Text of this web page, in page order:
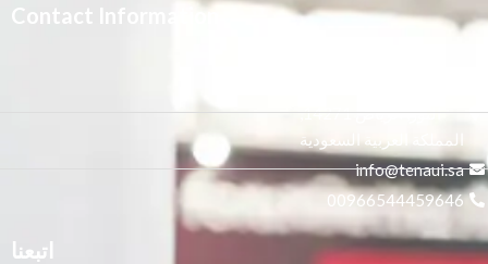
المعرض • طباعة الصور • ملصقات
تجارية للتطبيقات الداخلية والخارجية
الجودة • مجلدات المحفظة • المعارض
Contact Information
النور, الرياض 14271,
المملكة العربية السعودية
info@tenaui.sa
00966544459646
اتبعنا